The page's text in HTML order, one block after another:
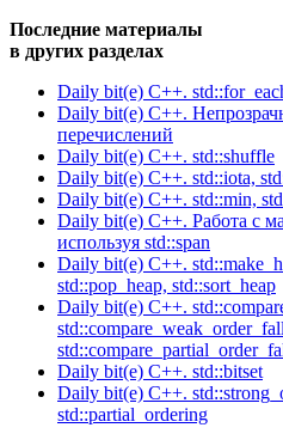
Последние материалы
в других разделах
Daily bit(e) C++.
Daily bit(e) C++.
перечислений
Daily bit(e) C++. std::shuffle
Daily bit(e) C++. std::iota,
Daily bit(e) C++. std::min,
Daily bit(e) C++. Работа с
используя std::span
Daily bit(e) C++.
std::pop_heap, std::sort_heap
Daily bit(e) C++.
Daily bit(e) C++. std::bitset
Daily bit(e) C++.
std::partial_ordering